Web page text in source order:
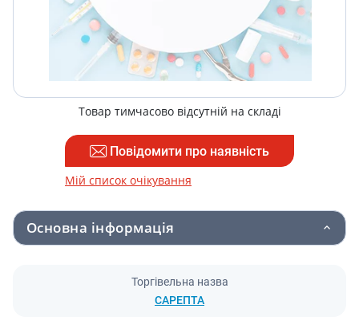
Товар тимчасово відсутній на складі
Повідомити про наявність
Мій список очікування
Основна інформація
Торгівельна назва
САРЕПТА